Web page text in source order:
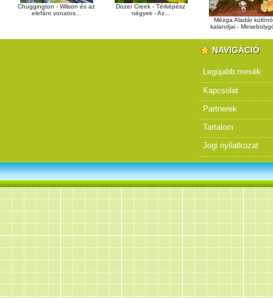
Chuggington - Wilson és az
elefánt vonatos...
Dozer Creek - Térképész
négyek - Az...
Mézga Aladár
kalandjai -
NAVIGÁCIÓ
Legújabb mesék
Kapcsolat
Partnerek
Tartalom
Jogi nyilatkozat